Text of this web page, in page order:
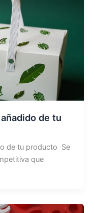
de tu
de tu producto Se
que